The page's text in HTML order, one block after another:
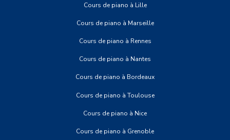
Cours de piano à Lille
Cours de piano à Marseille
Cours de piano à Rennes
Cours de piano à Nantes
Cours de piano à Bordeaux
Cours de piano à Toulouse
Cours de piano à Nice
Cours de piano à Grenoble